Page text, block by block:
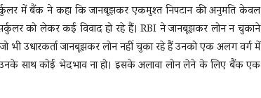
में बैंक ने कहा कि जानबूझकर एकमुश्त निपटान की अनुमति केवल
सर्कुलर को लेकर कई विवाद हो रहे हैं। RBI ने जानबूझकर लोन न चुकाने
भी उधारकर्ता जानबूझकर लोन नहीं चुका रहे हैं उनको एक अलग वर्ग में
उनके साथ कोई भेदभाव ना हो। इसके अलावा लोन लेने के लिए बैंक एक